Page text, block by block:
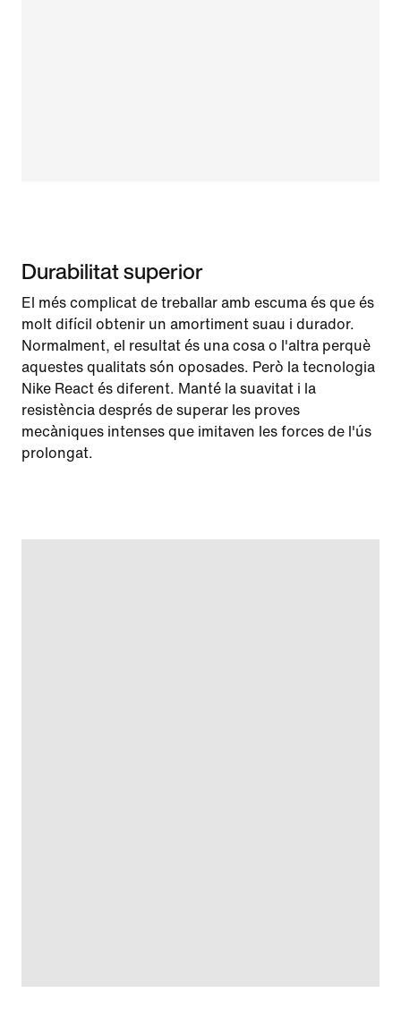
Durabilitat superior
El més complicat de treballar amb escuma és que és
molt difícil obtenir un amortiment suau i durador.
Normalment, el resultat és una cosa o l'altra perquè
aquestes qualitats són oposades. Però la tecnologia
Nike React és diferent. Manté la suavitat i la
resistència després de superar les proves
mecàniques intenses que imitaven les forces de l'ús
prolongat.